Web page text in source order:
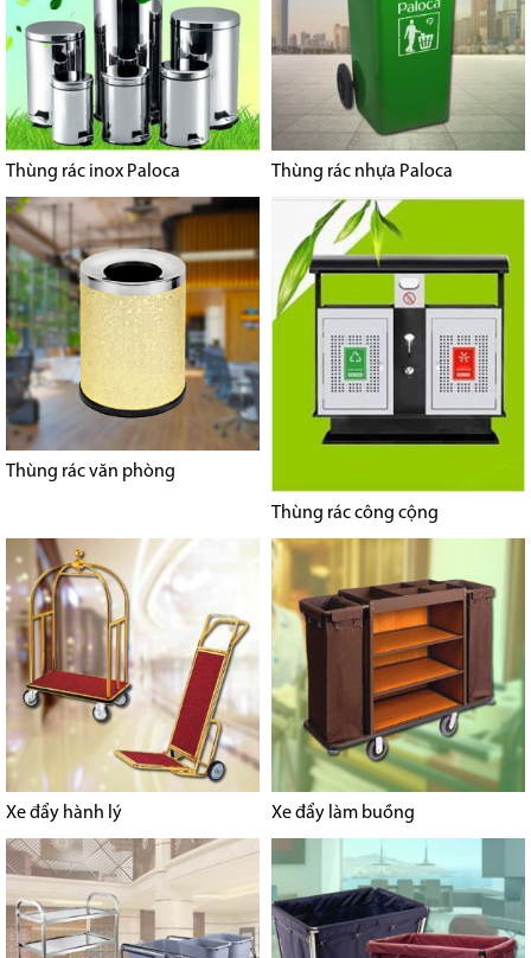
Thùng rác inox Paloca Thùng rác nhựa Paloca
Thùng rác văn phòng
Thùng rác công cộng
Xe đẩy hành lý Xe đẩy làm buồng